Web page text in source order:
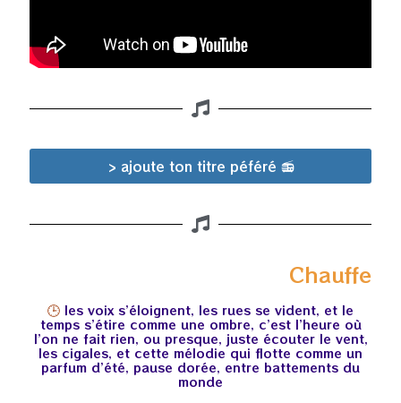
> ajoute ton titre péféré 📻
Chauffe
🕒 les voix s’éloignent, les rues se vident, et le
temps s’étire comme une ombre, c’est l’heure où
l’on ne fait rien, ou presque, juste écouter le vent,
les cigales, et cette mélodie qui flotte comme un
parfum d’été, pause dorée, entre battements du
monde